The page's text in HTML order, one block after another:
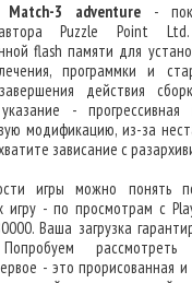
Match-3 adventure -
Puzzle Point
flash памяти для
программки и
действия
-
модификацию, из-за
зависание с
игры можно понять
игру - по просмотрам с
Ваша загрузка
- это прорисованная и